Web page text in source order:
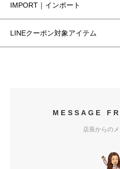
IMPORT｜インポート
LINEクーポン対象アイテム
MESSAGE
店長からの